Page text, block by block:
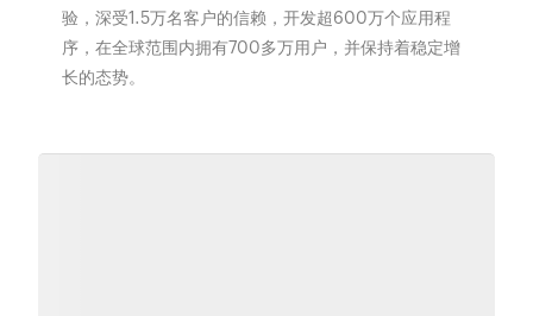
验，深受1.5万名客户的信赖，开发超600万个应用程
序，在全球范围内拥有700多万用户，并保持着稳定增
长的态势。